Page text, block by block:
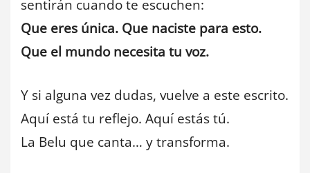
sentirán cuando te escuchen:
Que eres única. Que naciste para esto.
Que el mundo necesita tu voz.
Y si alguna vez dudas, vuelve a este escrito.
Aquí está tu reflejo. Aquí estás tú.
La Belu que canta… y transforma.